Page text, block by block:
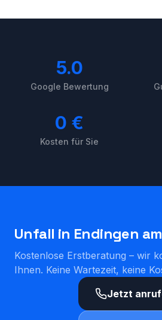
5.0
Google Bewertung
0 €
Kosten für Sie
Unfall in Endingen
Kostenlose Erstberatung – wir
Ihnen. Keine Wartezeit, keine
Jetzt